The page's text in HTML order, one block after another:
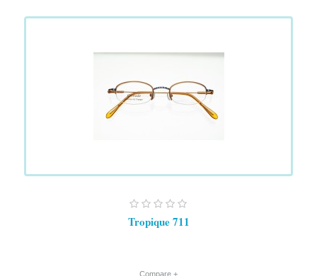
Tropique 711
+ Compare